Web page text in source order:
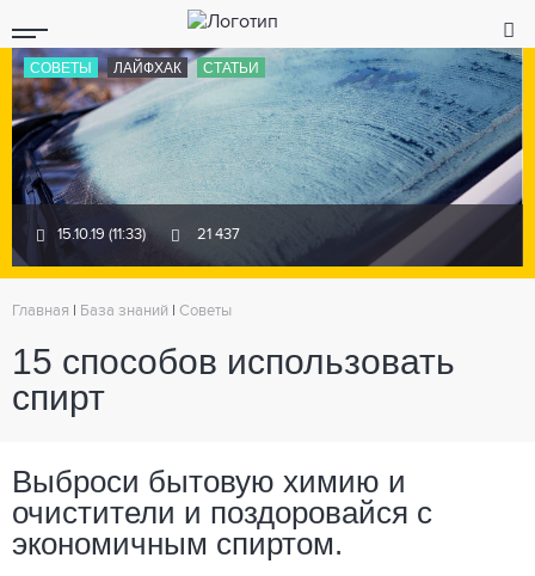
СОВЕТЫ ЛАЙФХАК СТАТЬИ
15.10.19 (11:33) 21 437
Главная База знаний Советы
15 способов использовать
спирт
Выброси бытовую химию и
очистители и поздоровайся с
экономичным спиртом.